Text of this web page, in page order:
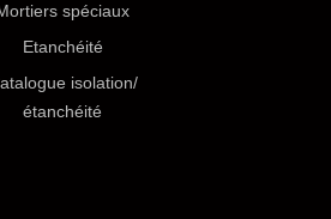
spéciaux
Etanchéité
isolation/
étanchéité